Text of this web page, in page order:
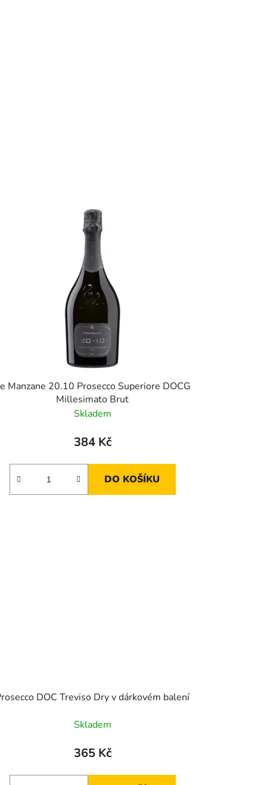
Manzane 20.10 Prosecco Superiore DOCG
Millesimato Brut
Skladem
384 Kč
DO KOŠÍKU
DOC Treviso Dry v dárkovém balení
Skladem
365 Kč